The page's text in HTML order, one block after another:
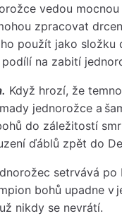
vedou
zpracovat
použít jako
na zabití
Když hrozí, že
jednorožce a
do záležitostí
ďáblů zpět do
setrvává
bohů upadne
nikdy se nevrátí.